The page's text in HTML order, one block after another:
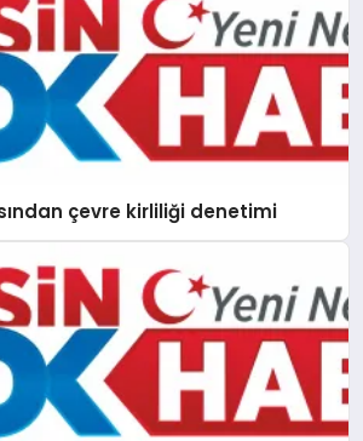
çevre kirliliği denetimi